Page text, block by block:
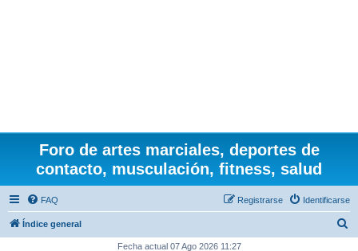
Foro de artes marciales, deportes de
contacto, musculación, fitness, salud
FAQ Identificarse
Registrarse
Índice general
Fecha actual 07 Ago 2026 11:27